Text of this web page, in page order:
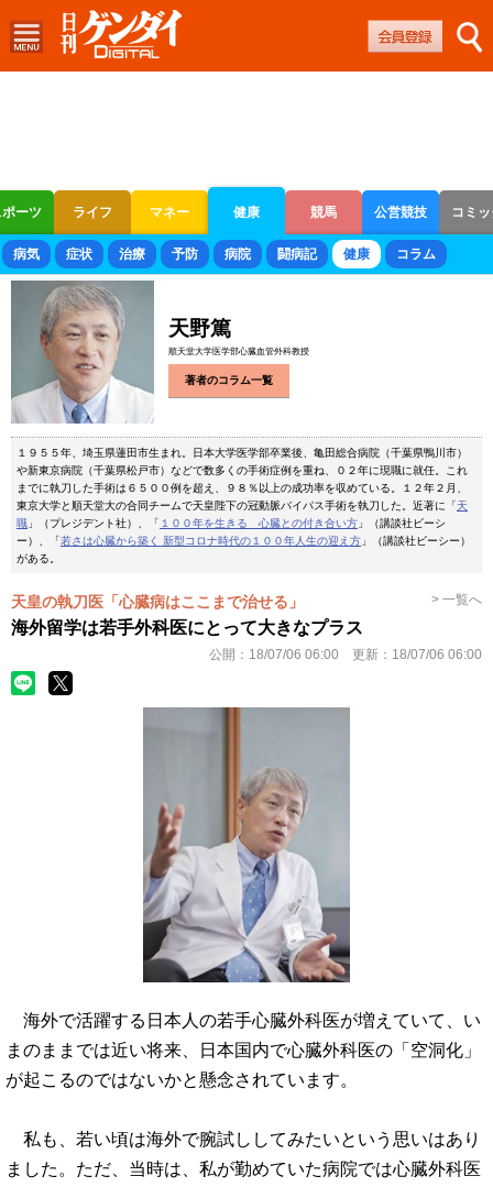
ーツ ライフ マネー 健康 競馬 公営競技 コミ
ボートレース 競輪 オートレース
病気 症状 治療 予防 病院 闘病記 健康 コラム
天野篤
順天堂大学医学部心臓血管外科教授
著者のコラム一覧
１９５５年、埼玉県蓮田市生まれ。日本大学医学部卒業後、亀田総合病院（千葉県鴨川市）
や新東京病院（千葉県松戸市）などで数多くの手術症例を重ね、０２年に現職に就任。これ
までに執刀した手術は６５００例を超え、９８％以上の成功率を収めている。１２年２月、
東京大学と順天堂大の合同チームで天皇陛下の冠動脈バイパス手術を執刀した。近著に「天
職 」（プレジデント社）、「 １００年を生きる 心臓との付き合い方 」（講談社ビーシ
ー）、「若さは心臓から築く 新型コロナ時代の１００年人生の迎え方 」（講談社ビーシー）
がある。
天皇の執刀医「心臓病はここまで治せる」 > 一覧へ
海外留学は若手外科医にとって大きなプラス
公開： 18/07/06 06:00 更新： 18/07/06 06:00
海外で活躍する日本人の若手心臓外科医が増えていて、い
まのままでは近い将来、日本国内で心臓外科医の「空洞化」
が起こるのではないかと懸念されています。
私も、若い頃は海外で腕試ししてみたいという思いはあり
ました。ただ、当時は、私が勤めていた病院では心臓外科医